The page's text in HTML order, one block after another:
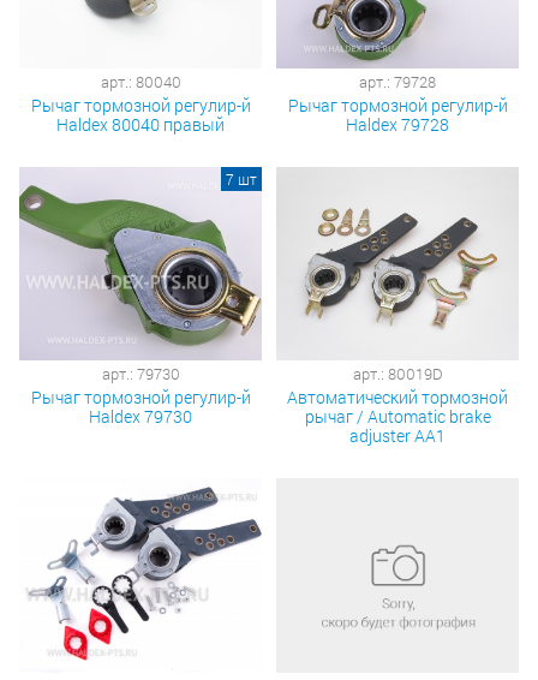
арт.: 80040
Рычаг тормозной регулир-й
Haldex 80040 правый
арт.: 79728
Рычаг тормозной регулир-й
Haldex 79728
арт.: 79730
Рычаг тормозной регулир-й
Haldex 79730
7 шт
арт.: 80019D
Автоматический тормозной
рычаг / Automatic brake
adjuster AA1